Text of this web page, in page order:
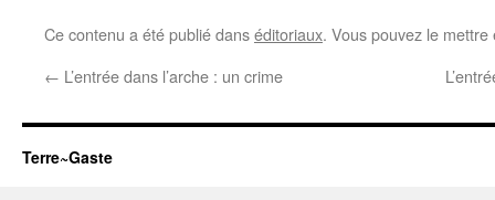
Ce contenu a été publié danséditoriaux. Vous pouvez le
← L’entrée dans l’arche : un crime
Terre~Gaste